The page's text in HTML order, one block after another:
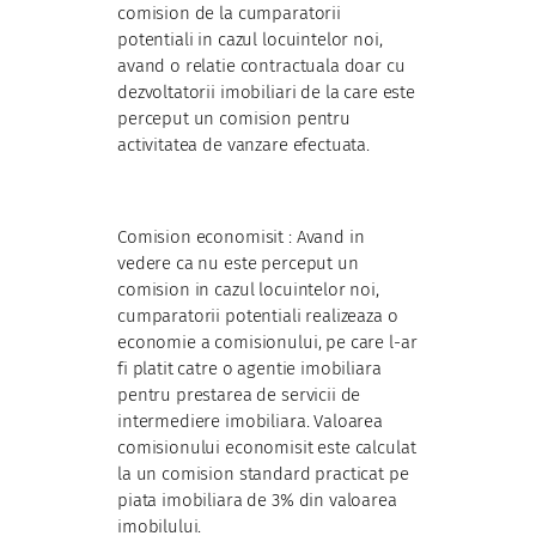
comision de la cumparatorii
potentiali in cazul locuintelor noi,
avand o relatie contractuala doar cu
dezvoltatorii imobiliari de la care este
perceput un comision pentru
activitatea de vanzare efectuata.
Comision economisit : Avand in
vedere ca nu este perceput un
comision in cazul locuintelor noi,
cumparatorii potentiali realizeaza o
economie a comisionului, pe care l-ar
fi platit catre o agentie imobiliara
pentru prestarea de servicii de
intermediere imobiliara. Valoarea
comisionului economisit este calculat
la un comision standard practicat pe
piata imobiliara de 3% din valoarea
imobilului.